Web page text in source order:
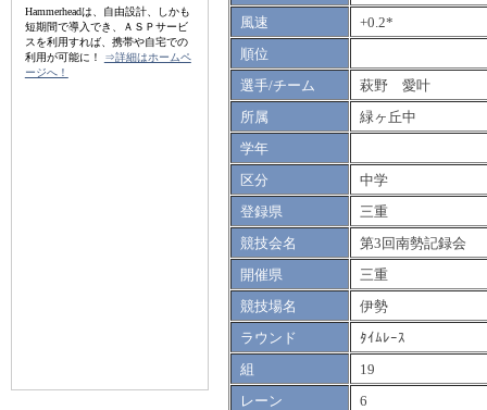
Hammerheadは、自由設計、しかも
短期間で導入でき、ＡＳＰサービ
スを利用すれば、携帯や自宅での
利用が可能に！
⇒詳細はホームペ
ージへ！
風速
+0.2*
順位
選手/チーム
萩野 愛叶
所属
緑ヶ丘中
学年
区分
中学
登録県
三重
競技会名
第3回南勢記録会
開催県
三重
競技場名
伊勢
ラウンド
ﾀｲﾑﾚｰｽ
組
19
レーン
6